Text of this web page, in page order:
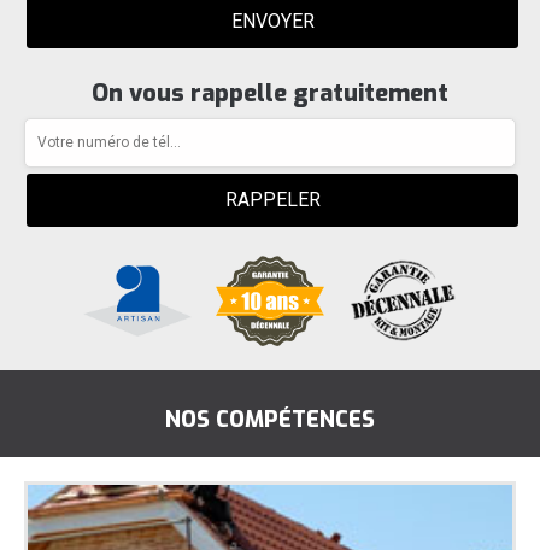
On vous rappelle gratuitement
NOS COMPÉTENCES